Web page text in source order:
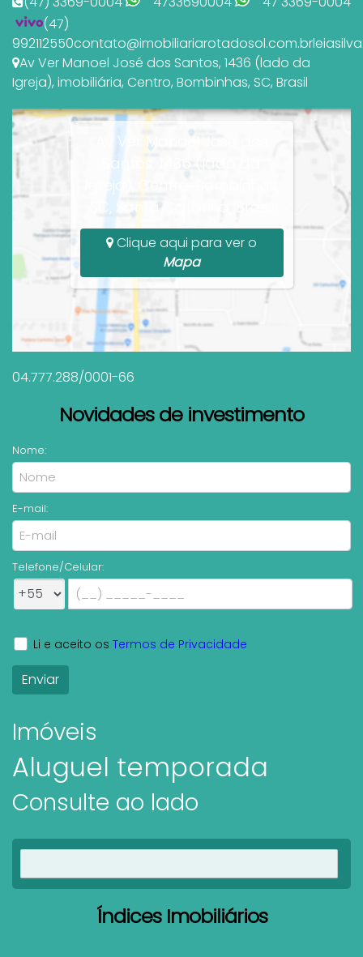
(47)
992112550contato@imobiliariarotadosol.com.br
Av Ver Manoel José dos Santos, 1436 (lado da
Igreja), imobiliária, Centro, Bombinhas, SC, Brasil
Av Ver Manoel José dos
Santos, 1436 (lado da
Igreja), Centro, Bombinhas,
SC, Santa Catarina, Brasil
Clique aqui para ver o
Mapa
04.777.288/0001-66
Novidades de investimento
Nome:
E-mail:
Telefone/Celular:
Li e aceito os Termos de Privacidade
Imóveis
Aluguel temporada
Consulte ao lado
Índices Imobiliários